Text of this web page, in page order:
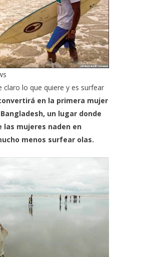
claro lo que quiere y es surfear
en la primera mujer
un lugar donde
las mujeres naden en
menos surfear olas.